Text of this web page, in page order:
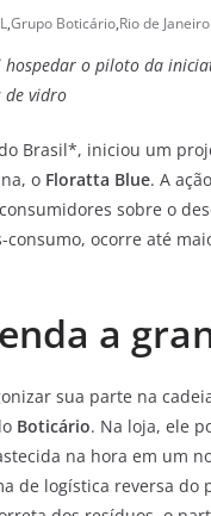
,Grupo Boticário,Rio de Janeiro
o piloto da
de vidro
Brasil*, iniciou um
o Floratta Blue. A
sobre o
ocorre até
a
sua parte na
Boticário. Na loja, ele
na hora em um
de logística reversa do